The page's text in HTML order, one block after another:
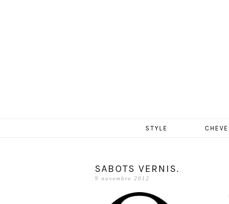
STYLE
SABOTS VERNIS.
9 novembre 2012